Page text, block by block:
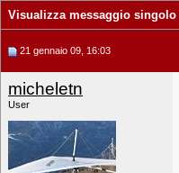
Visualizza messaggio singolo
21 gennaio 09, 16:03
micheletn
User